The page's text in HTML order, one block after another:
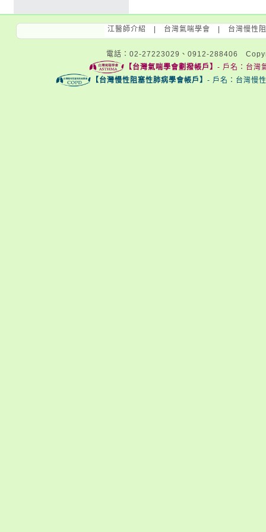
江醫師介紹 台灣氣喘學會 台灣慢性
電話：02-27223029、0912-288406
【台灣氣喘學會劃撥帳戶】 - 戶名：台灣
【台灣慢性阻塞性肺病學會帳戶】 - 戶名：台灣慢